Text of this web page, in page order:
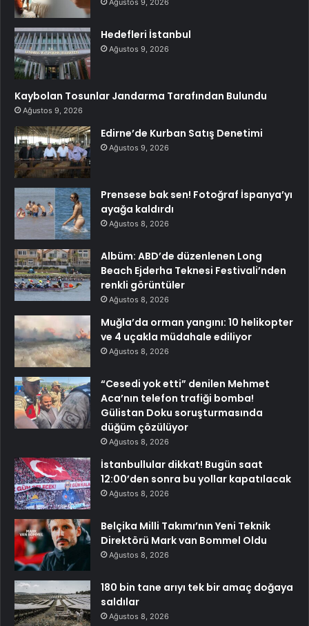
Ağustos 9, 2026
Hedefleri İstanbul
Ağustos 9, 2026
Kaybolan Tosunlar Jandarma Tarafından Bulundu
Ağustos 9, 2026
Edirne’de Kurban Satış Denetimi
Ağustos 9, 2026
Prensese bak sen! Fotoğraf İspanya’yı
ayağa kaldırdı
Ağustos 8, 2026
Albüm: ABD’de düzenlenen Long
Beach Ejderha Teknesi Festivali’nden
renkli görüntüler
Ağustos 8, 2026
Muğla’da orman yangını: 10 helikopter
ve 4 uçakla müdahale ediliyor
Ağustos 8, 2026
“Cesedi yok etti” denilen Mehmet
Aca’nın telefon trafiği bomba!
Gülistan Doku soruşturmasında
düğüm çözülüyor
Ağustos 8, 2026
İstanbullular dikkat! Bugün saat
12:00’den sonra bu yollar kapatılacak
Ağustos 8, 2026
Belçika Milli Takımı’nın Yeni Teknik
Direktörü Mark van Bommel Oldu
Ağustos 8, 2026
180 bin tane arıyı tek bir amaç doğaya
saldılar
Ağustos 8, 2026